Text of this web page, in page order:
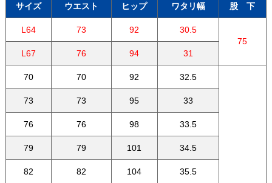
サイズ ウエスト ヒップ ワタリ幅 股 下
L64 73 92
30.5
75
L67
76 94 31
70 70 92 32.5
73 73 95 33
76 76 98 33.5
79 79 101 34.5
82 82 104 35.5